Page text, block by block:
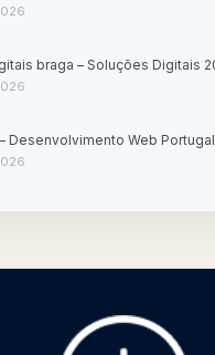
braga – Soluções Digitais
Desenvolvimento Web Portugal